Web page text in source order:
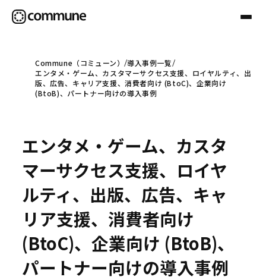
Communeについて
事例
セミナー
お役立ち情報
Commune（コミューン）
導入事例一覧
エンタメ・ゲーム、カスタマーサクセス支援、ロイヤルティ、出
版、広告、キャリア支援、消費者向け (BtoC)、企業向け
(BtoB)、パートナー向けの導入事例
エンタメ・ゲーム、カスタ
マーサクセス支援、ロイヤ
ルティ、出版、広告、キャ
リア支援、消費者向け
(BtoC)、企業向け (BtoB)、
パートナー向けの導入事例